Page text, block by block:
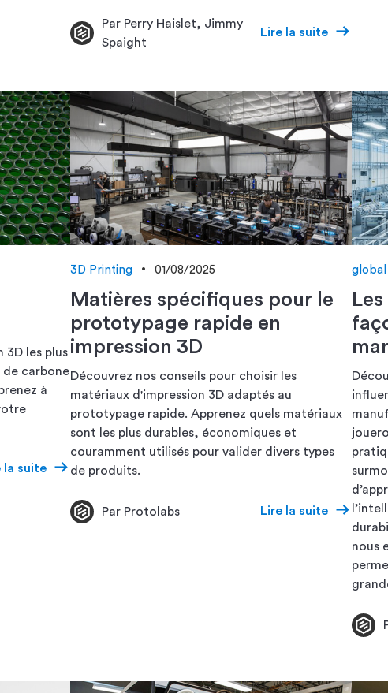
Par Perry Haislet, Jimmy
Spaight
Lire la suite
3D les plus
de carbone
à
la suite
3D Printing 01/08/2025
Matières spécifiques pour le
prototypage rapide en
impression 3D
Découvrez nos conseils pour choisir les
matériaux d'impression 3D adaptés au
prototypage rapide. Apprenez quels matériaux
sont les plus durables, économiques et
couramment utilisés pour valider divers types
de produits.
Par Protolabs Lire la suite
global
nous